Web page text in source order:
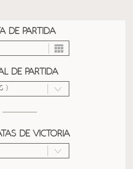
DE PARTIDA
DE PARTIDA
DE VICTORIA